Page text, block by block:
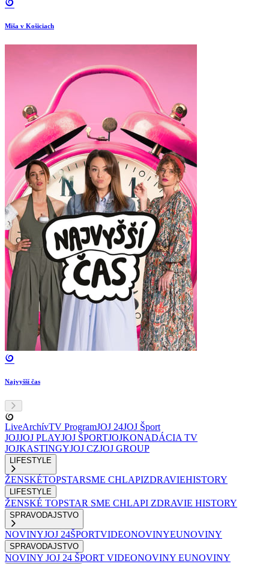
Miša v Košiciach
Najvyšší čas
LiveArchívTV ProgramJOJ 24JOJ Šport
JOJJOJ PLAYJOJ ŠPORTJOJKONADÁCIA TV
JOJKASTINGYJOJ CZJOJ GROUP
LIFESTYLE
ŽENSKÉTOPSTARSME CHLAPIZDRAVIEHISTORY
LIFESTYLE
ŽENSKÉ TOPSTAR SME CHLAPI ZDRAVIE HISTORY
SPRAVODAJSTVO
NOVINYJOJ 24ŠPORTVIDEONOVINYEUNOVINY
SPRAVODAJSTVO
NOVINY JOJ 24 ŠPORT VIDEONOVINY EUNOVINY